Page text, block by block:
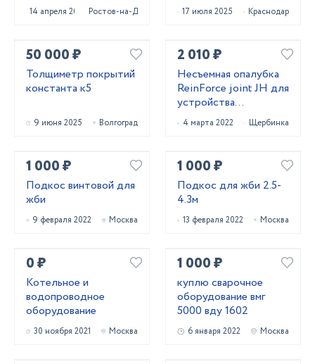
14 апреля 2022 Ростов-на-Дону 17 июля 2025 Краснодар
50 000 ₽
Толщиметр покрытий
константа к5
9 июня 2025 Волгоград
2 010 ₽
Несъемная опалубка
ReinForce joint JH для
устройства
промышленных
бетонных полов
4 марта 2022 Щербинка
1 000 ₽
Подкос винтовой для
жби
9 февраля 2022 Москва
1 000 ₽
Подкос для жби 2.5-
4.3м
13 февраля 2022 Москва
0 ₽
Котельное и
водопроводное
оборудование
30 ноября 2021 Москва
1 000 ₽
куплю сварочное
оборудование вмг
5000 вду 1602
6 января 2022 Москва